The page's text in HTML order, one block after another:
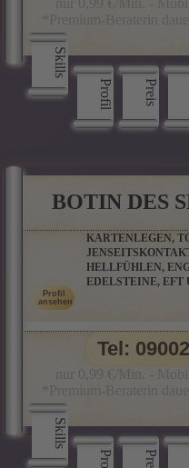
Skills
Profil
Preis
BOTIN DES
KARTENLEGEN,
HELLFÜHLEN,
EDELSTEINE, EFT
Skills
Tel: